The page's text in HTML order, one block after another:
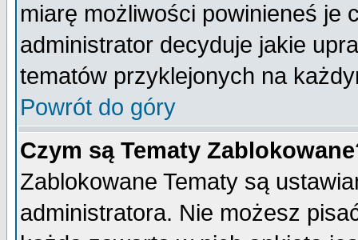
miarę możliwości powinieneś je
administrator decyduje jakie
tematów przyklejonych na
Powrót do góry
Czym są Tematy
Zablokowane Tematy są
administratora. Nie możesz